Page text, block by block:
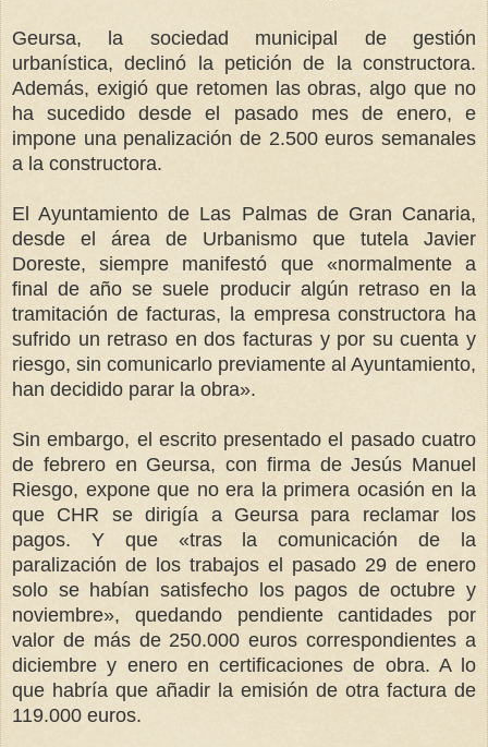
Geursa, la sociedad municipal de gestión
urbanística, declinó la petición de la constructora.
Además, exigió que retomen las obras, algo que no
ha sucedido desde el pasado mes de enero, e
impone una penalización de 2.500 euros semanales
a la constructora.
El Ayuntamiento de Las Palmas de Gran Canaria,
desde el área de Urbanismo que tutela Javier
Doreste, siempre manifestó que «normalmente a
final de año se suele producir algún retraso en la
tramitación de facturas, la empresa constructora ha
sufrido un retraso en dos facturas y por su cuenta y
riesgo, sin comunicarlo previamente al Ayuntamiento,
han decidido parar la obra».
Sin embargo, el escrito presentado el pasado cuatro
de febrero en Geursa, con firma de Jesús Manuel
Riesgo, expone que no era la primera ocasión en la
que CHR se dirigía a Geursa para reclamar los
pagos. Y que «tras la comunicación de la
paralización de los trabajos el pasado 29 de enero
solo se habían satisfecho los pagos de octubre y
noviembre», quedando pendiente cantidades por
valor de más de 250.000 euros correspondientes a
diciembre y enero en certificaciones de obra. A lo
que habría que añadir la emisión de otra factura de
119.000 euros.